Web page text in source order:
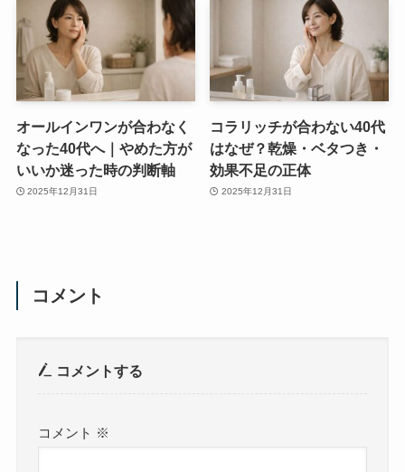
オールインワンが合わなく
なった40代へ｜やめた方が
いいか迷った時の判断軸
2025年12月31日
コラリッチが合わない40代
はなぜ？乾燥・ベタつき・
効果不足の正体
2025年12月31日
コメント
コメントする
コメント ※